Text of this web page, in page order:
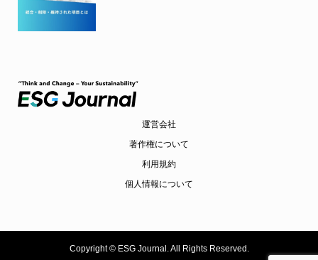
運営会社
著作権について
利用規約
個人情報について
Copyright ©ESG Journal. All Rights Reserved.